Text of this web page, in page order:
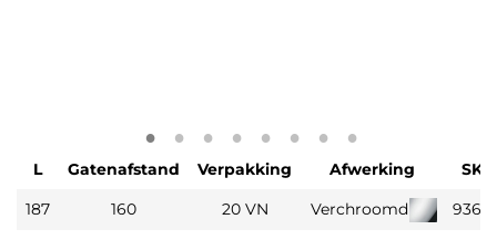
L Gatenafstand Verpakking Afwerking
SKU
187
160 20 VN Verchroomd